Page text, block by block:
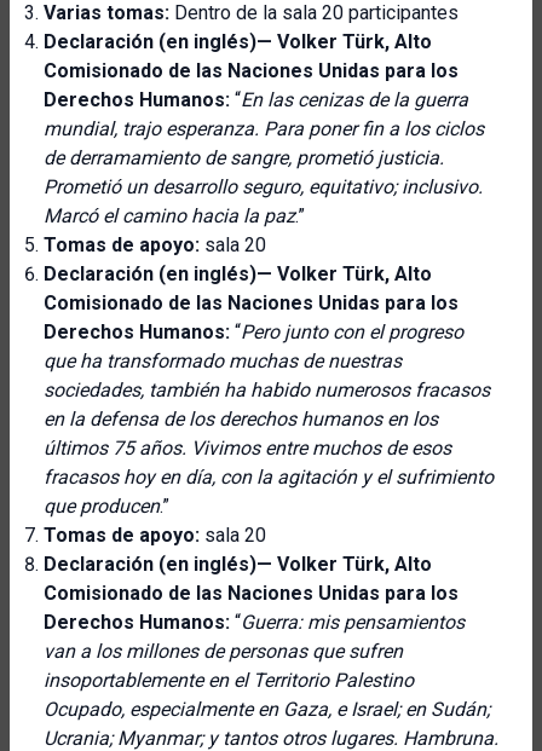
Varias tomas: Dentro de la sala 20 participantes
Declaración (en inglés)— Volker Türk, Alto
Comisionado de las Naciones Unidas para los
Derechos Humanos: “En las cenizas de la guerra
mundial, trajo esperanza. Para poner fin a los ciclos
de derramamiento de sangre, prometió justicia.
Prometió un desarrollo seguro, equitativo; inclusivo.
Marcó el camino hacia la paz.”
Tomas de apoyo: sala 20
Declaración (en inglés)— Volker Türk, Alto
Comisionado de las Naciones Unidas para los
Derechos Humanos: “Pero junto con el progreso
que ha transformado muchas de nuestras
sociedades, también ha habido numerosos fracasos
en la defensa de los derechos humanos en los
últimos 75 años. Vivimos entre muchos de esos
fracasos hoy en día, con la agitación y el sufrimiento
que producen.”
Tomas de apoyo: sala 20
Declaración (en inglés)— Volker Türk, Alto
Comisionado de las Naciones Unidas para los
Derechos Humanos: “Guerra: mis pensamientos
van a los millones de personas que sufren
insoportablemente en el Territorio Palestino
Ocupado, especialmente en Gaza, e Israel; en Sudán;
Ucrania; Myanmar; y tantos otros lugares. Hambruna.